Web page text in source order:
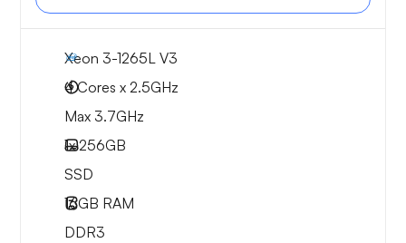
Xeon 3-1265L V3
4 Cores x 2.5GHz
Max 3.7GHz
1x256GB
SSD
16GB RAM
DDR3